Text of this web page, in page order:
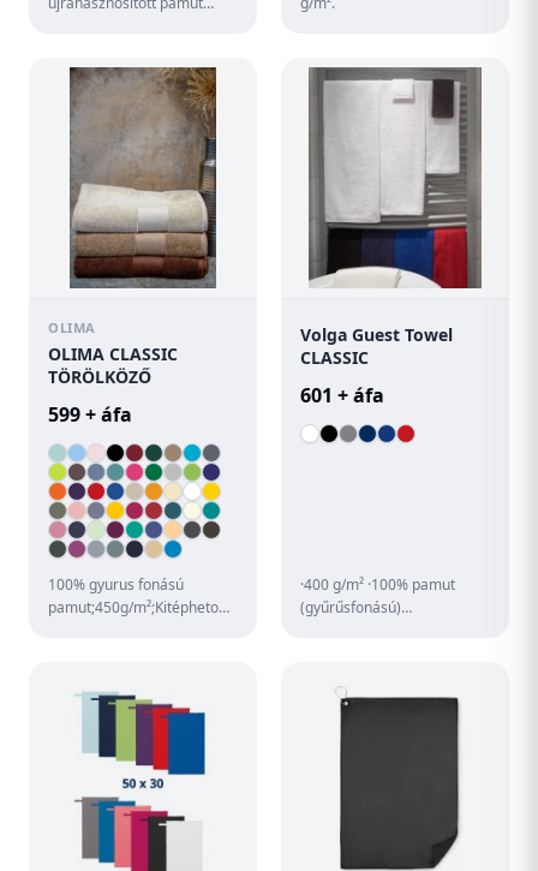
készült termék ...
OLIMA
OLIMA CLASSIC
TÖRÖLKÖZŐ
599 + áfa
100% gyurus fonású
pamut;450g/m²;Kitépheto
Volga Guest Towel
CLASSIC
601 + áfa
·400 g/m² ·100% pamut
(gyűrűsfonású)